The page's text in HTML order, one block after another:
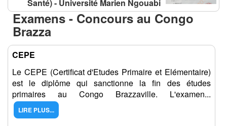
Santé) - Université Marien Ngouabi
Examens - Concours au Congo
Brazza
CEPE
Le CEPE (Certificat d'Etudes Primaire et Elémentaire)
est le diplôme qui sanctionne la fin des études
primaires au Congo Brazzaville. L'examen...
LIRE PLUS...